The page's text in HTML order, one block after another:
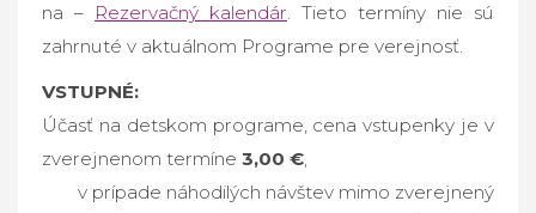
na – Rezervačný kalendár. Tieto termíny nie sú
zahrnuté v aktuálnom Programe pre verejnosť.
VSTUPNÉ:
Účasť na detskom programe, cena vstupenky je v
zverejnenom termíne 3,00 €,
v prípade náhodilých návštev mimo zverejnený